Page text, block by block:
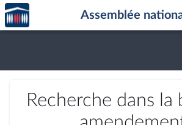
Aller au contenu
Aller en bas de la page
Accèder
à la
page
Assemblée
Recherche dans la